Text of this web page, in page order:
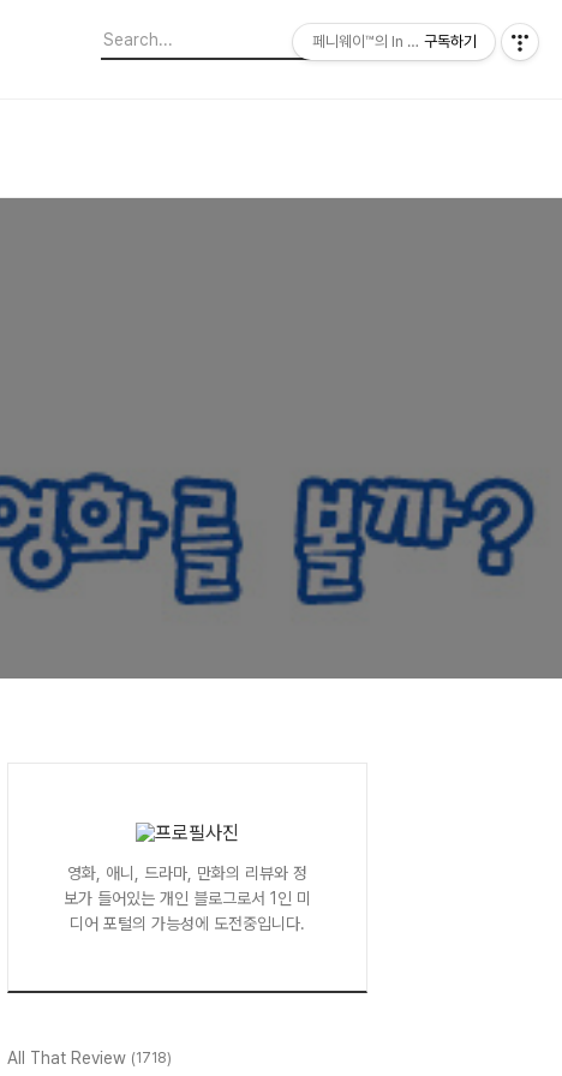
영화, 애니, 드라마, 만화의 리뷰와 정
보가 들어있는 개인 블로그로서 1인 미
디어 포털의 가능성에 도전중입니다.
All That Review (1718)
페니웨이™의 In This Film
구독하기